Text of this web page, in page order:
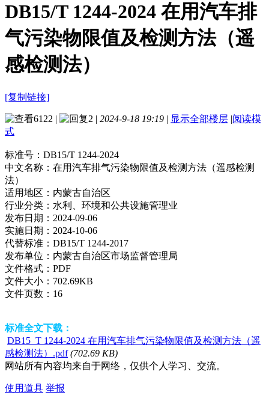
DB15/T 1244-2024 在用汽车排
气污染物限值及检测方法（遥
感检测法）
[复制链接]
6122 | 2 | 2024-9-18 19:19 | 显示全部楼层 |阅读模
式
标准号： DB15/T 1244-2024
中文名称： 在用汽车排气污染物限值及检测方法（遥感检测
法）
适用地区： 内蒙古自治区
行业分类： 水利、环境和公共设施管理业
发布日期： 2024-09-06
实施日期： 2024-10-06
代替标准： DB15/T 1244-2017
发布单位： 内蒙古自治区市场监督管理局
文件格式： PDF
文件大小： 702.69KB
文件页数： 16
标准全文下载：
DB15_T 1244-2024 在用汽车排气污染物限值及检测方法（遥
感检测法）.pdf (702.69 KB)
网站所有内容均来自于网络，仅供个人学习、交流。
使用道具 举报